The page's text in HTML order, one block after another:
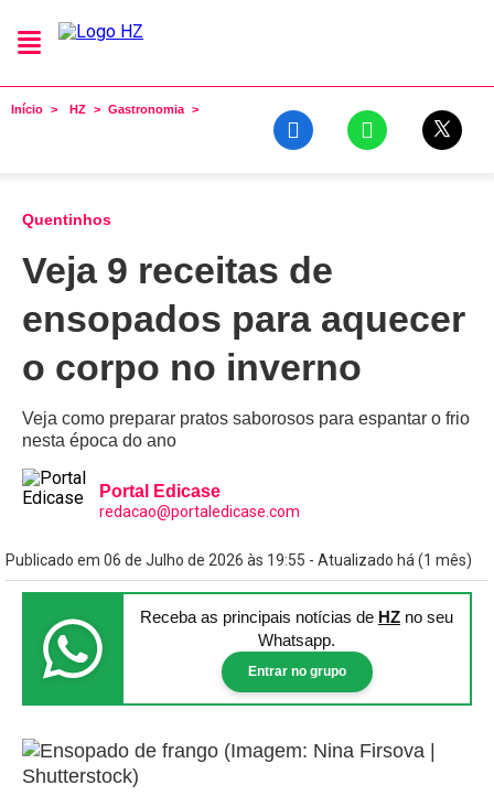
Início HZ Gastronomia
Quentinhos
Veja 9 receitas de
ensopados para aquecer
o corpo no inverno
Veja como preparar pratos saborosos para espantar o frio
nesta época do ano
Portal Edicase
redacao@portaledicase.com
Publicado em 06 de Julho de 2026 às 19:55 - Atualizado há (1 mês)
Receba as principais notícias de HZ no seu
Whatsapp.
Entrar no grupo